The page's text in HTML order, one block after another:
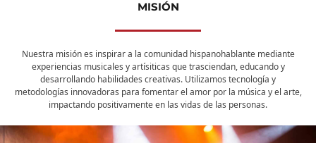
MISIÓN
Nuestra misión es inspirar a la comunidad hispanohablante mediante
experiencias musicales y artísiticas que trasciendan, educando y
desarrollando habilidades creativas. Utilizamos tecnología y
metodologías innovadoras para fomentar el amor por la música y el arte,
impactando positivamente en las vidas de las personas.